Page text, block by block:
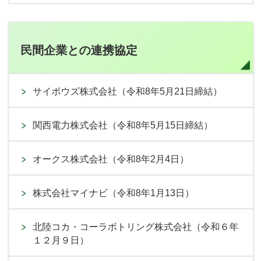
民間企業との連携協定
サイボウズ株式会社（令和8年5月21日締結）
関西電力株式会社（令和8年5月15日締結）
オークス株式会社（令和8年2月4日）
株式会社マイナビ（令和8年1月13日）
北陸コカ・コーラボトリング株式会社（令和６年
１２月９日）